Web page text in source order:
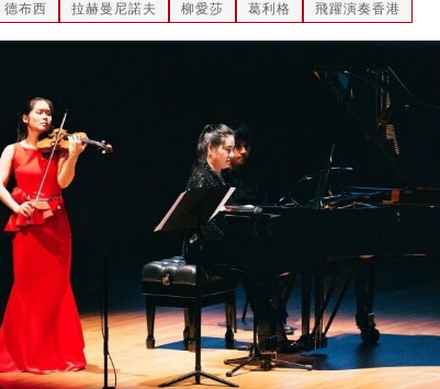
德布西 拉赫曼尼諾夫 柳愛莎 葛利格 飛躍演奏香港